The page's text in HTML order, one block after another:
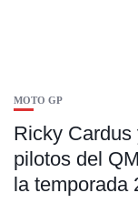
MOTO GP
Ricky
pilotos del
la temporada